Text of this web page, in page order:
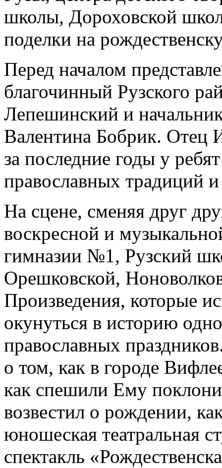
школы, Дороховской
поделки на
Перед началом
благочинный Рузского
Лепешинский и
Валентина Бобрик. Отец
за последние годы у
православных традиций
На сцене, сменяя друг
воскресной и
гимназии №1, Рузский
Орешковской,
Произведения, которые
окунуться в историю
православных
о том, как в городе
как спешили Ему
возвестил о рождении,
юношеская театральная
спектакль